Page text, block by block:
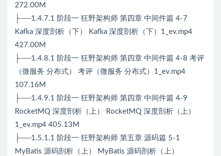
272.00M
├──1.4.7.1 阶段一 狂野架构师 第四章 中间件篇 4-7
Kafka 深度剖析（下） Kafka 深度剖析（下）1_ev.mp4
427.00M
├──1.4.8.1 阶段一 狂野架构师 第四章 中间件篇 4-8 考评
（微服务 分布式） 考评（微服务 分布式）1_ev.mp4
107.16M
├──1.4.9.1 阶段一 狂野架构师 第四章 中间件篇 4-9
RocketMQ 深度剖析（上） RocketMQ 深度剖析（上）
1_ev.mp4 405.13M
├──1.5.1.1 阶段一 狂野架构师 第五章 源码篇 5-1
MyBatis 源码剖析（上） MyBatis 源码剖析（上）